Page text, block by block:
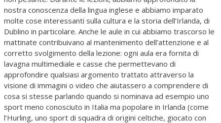
nostra conoscenza della lingua inglese e abbiamo imparato
molte cose interessanti sulla cultura e la storia dell’Irlanda, di
Dublino in particolare. Anche le aule in cui abbiamo trascorso le
mattinate contribuivano al mantenimento dell’attenzione e al
corretto svolgimento della lezione: ogni aula era fornita di
lavagna multimediale e casse che permettevano di
approfondire qualsiasi argomento trattato attraverso la
visione di immagini o video che aiutassero a comprendere di
cosa si stesse parlando quando si nominava ad esempio uno
sport meno conosciuto in Italia ma popolare in Irlanda (come
l’Hurling, uno sport di squadra di origini celtiche, giocato con